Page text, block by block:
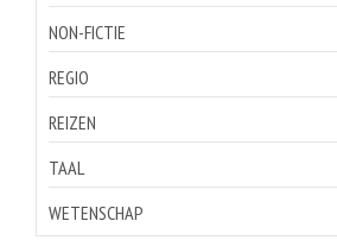
NON-FICTIE
REGIO
REIZEN
TAAL
WETENSCHAP